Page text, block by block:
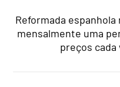
Reformada
mensalmente uma
preços cada